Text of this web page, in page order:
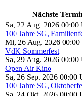
Nächste
Sa, 22 Aug. 2026 00:00
100 Jahre SG,
Mi, 26 Aug. 2026 00:00
VdK Sommerfest
Sa, 29 Aug. 2026 00:00
Open Air Kino
Sa, 26 Sep. 2026 00:00
100 Jahre SG,